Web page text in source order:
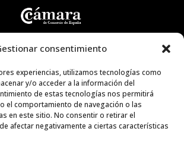
consentimiento
experiencias, utilizamos tecnologías como
y/o acceder a la información del
de estas tecnologías nos permitirá
el comportamiento de navegación o las
en este sitio. No consentir o retirar el
afectar negativamente a ciertas características